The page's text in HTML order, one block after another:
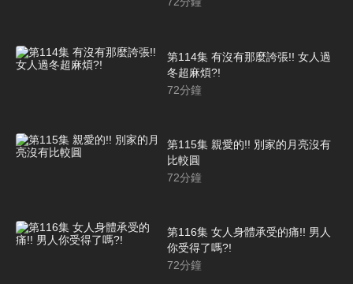
第114集 有沒有那麼誇張!! 女人過
冬超麻煩?!
72分鐘
第115集 親愛的!! 別家的月亮沒有
比較圓
72分鐘
第116集 女人身體承受的痛!! 男人
你受得了嗎?!
72分鐘